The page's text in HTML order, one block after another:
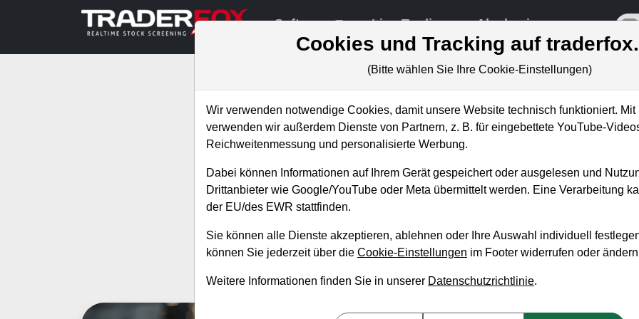
Software Live-Trading Akademie
Blog
Abonniere jetzt unseren wöchentlichen kostenlosen Newsletter, um
neuen Aktienanalysen oder Weiterentwicklungen zu
Cookies und Tracking auf
(Bitte wählen Sie Ihre Cookie-Einstellungen)
Wir verwenden notwendige Cookies, damit unsere Website technisch funktioniert.
verwenden wir außerdem Dienste von Partnern, z. B. für eingebettete YouTube-
Reichweitenmessung und personalisierte Werbung.
Dabei können Informationen auf Ihrem Gerät gespeichert oder ausgelesen und
Drittanbieter wie Google/YouTube oder Meta übermittelt werden. Eine Verarbeitung
der EU/des EWR stattfinden.
Sie können alle Dienste akzeptieren, ablehnen oder Ihre Auswahl individuell
können Sie jederzeit über die Cookie-Einstellungen im Footer widerrufen oder
Weitere Informationen finden Sie in unserer Datenschutzrichtlinie.